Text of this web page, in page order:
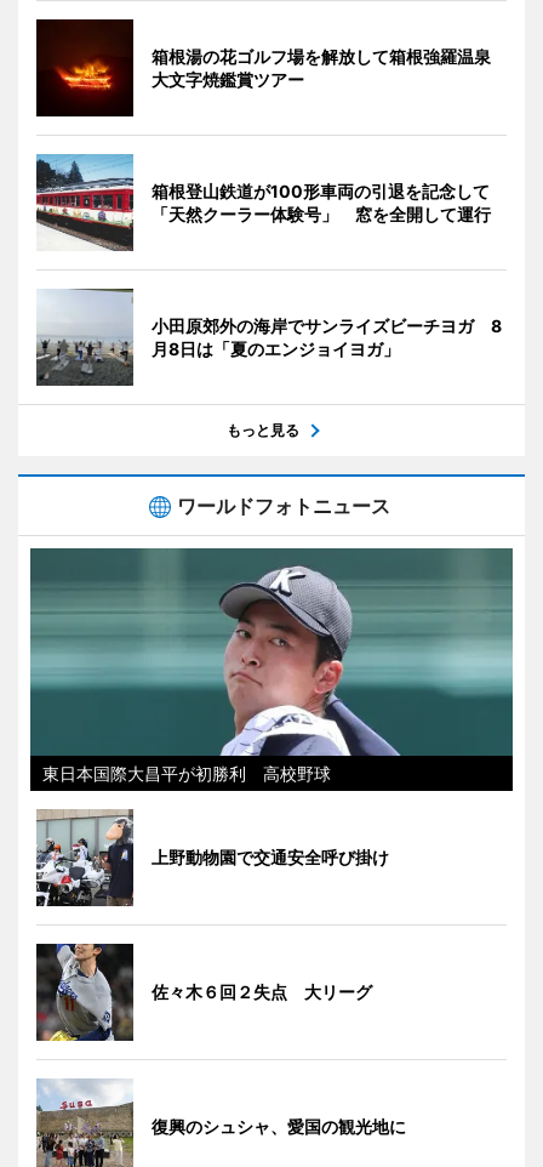
箱根湯の花ゴルフ場を解放して箱根強羅温泉
大文字焼鑑賞ツアー
箱根登山鉄道が100形車両の引退を記念して
「天然クーラー体験号」 窓を全開して運行
小田原郊外の海岸でサンライズビーチヨガ 8
月8日は「夏のエンジョイヨガ」
もっと見る
ワールドフォトニュース
東日本国際大昌平が初勝利 高校野球
上野動物園で交通安全呼び掛け
佐々木６回２失点 大リーグ
復興のシュシャ、愛国の観光地に